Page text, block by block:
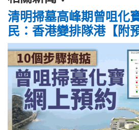
清明掃墓高峰期曾咀化
民：香港變排隊港【附